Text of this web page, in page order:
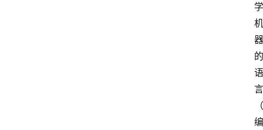
学
机
器
的
语
言
（
编